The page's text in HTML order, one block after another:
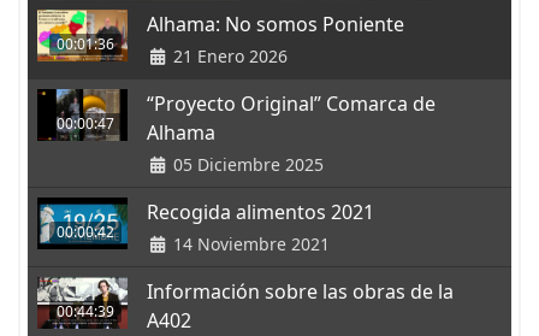
00:01:36
Alhama: No somos Poniente
21 Enero 2026
00:00:47
“Proyecto Original” Comarca de
Alhama
05 Diciembre 2025
00:00:42
Recogida alimentos 2021
14 Noviembre 2021
00:44:39
Información sobre las obras de la
A402